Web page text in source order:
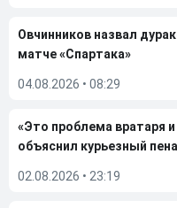
Овчинников назвал
матче «Спартака»
04.08.2026 • 08:29
«Это проблема вратаря
объяснил курьезный
02.08.2026 • 23:19